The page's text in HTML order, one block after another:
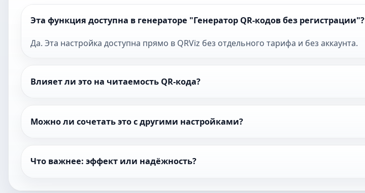
Эта функция доступна в генераторе "Генератор QR-кодов без регистрации"?
Да. Эта настройка доступна прямо в QRViz без отдельного тарифа и без аккаунта.
Влияет ли это на читаемость QR-кода?
Можно ли сочетать это с другими настройками?
Что важнее: эффект или надёжность?